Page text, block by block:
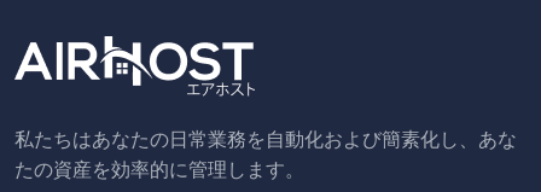
私たちはあなたの日常業務を自動化および簡素化し、あな
たの資産を効率的に管理します。